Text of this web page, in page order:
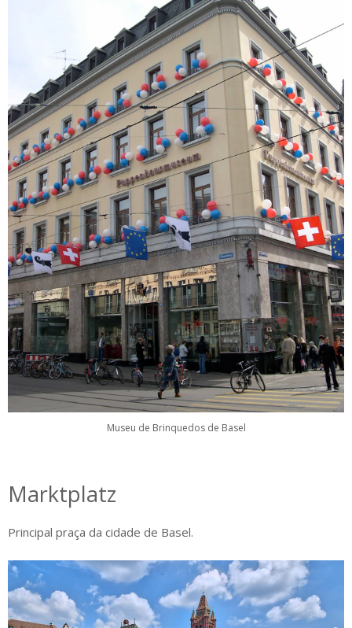
Museu de Brinquedos de Basel
Marktplatz
Principal praça da cidade de Basel.